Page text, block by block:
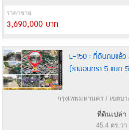
ราคาขาย
3,690,000 บาท
L-150 : ที่ดินถมแล้
(รามอินทรา 5 แยก
กรุงเทพมหานคร / เขตบา
ที่ดินเปล่า
45.4 ตร.วา